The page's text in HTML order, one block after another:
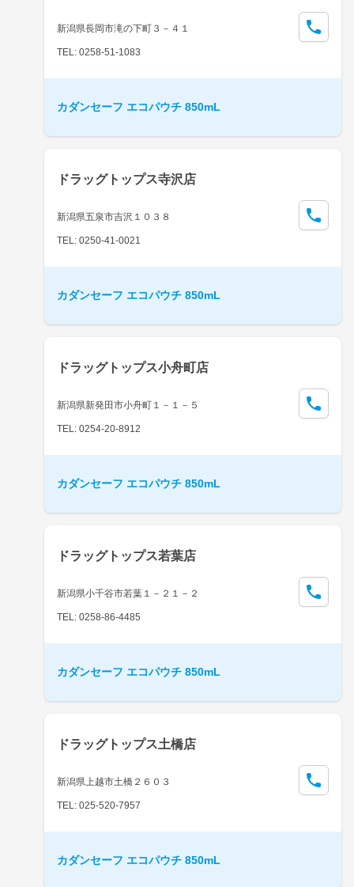
新潟県長岡市滝の下町３－４１
TEL: 0258-51-1083
カダンセーフ エコパウチ 850mL
ドラッグトップス寺沢店
新潟県五泉市吉沢１０３８
TEL: 0250-41-0021
カダンセーフ エコパウチ 850mL
ドラッグトップス小舟町店
新潟県新発田市小舟町１－１－５
TEL: 0254-20-8912
カダンセーフ エコパウチ 850mL
ドラッグトップス若葉店
新潟県小千谷市若葉１－２１－２
TEL: 0258-86-4485
カダンセーフ エコパウチ 850mL
ドラッグトップス土橋店
新潟県上越市土橋２６０３
TEL: 025-520-7957
カダンセーフ エコパウチ 850mL